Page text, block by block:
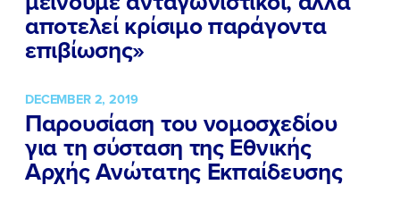
αποτελεί κρίσιμο παράγοντα
επιβίωσης»
DECEMBER 2, 2019
Παρουσίαση του νομοσχεδίου
για τη σύσταση της Εθνικής
Αρχής Ανώτατης Εκπαίδευσης